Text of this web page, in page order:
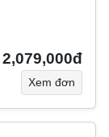
2,079,000đ
Xem đơn